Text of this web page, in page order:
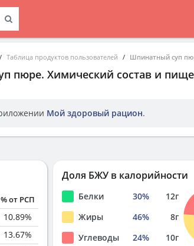
Таблица продуктов пользователей Шпинатный суп
пюре. Химический состав и
Мой здоровый рацион.
% от РСП
10.89%
13.67%
Доля БЖУ в калорийности
Белки 30% 12г
Жиры
46% 8г
Углеводы
24% 10г